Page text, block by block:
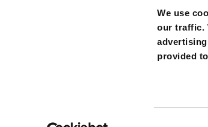
We use
our traffic.
provided
Redpack Europe GmbH, An den Eichen 12,